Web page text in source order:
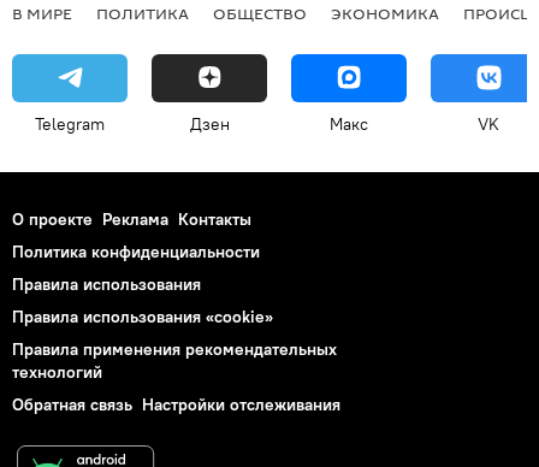
В МИРЕ ПОЛИТИКА ОБЩЕСТВО ЭКОНОМИКА
Telegram Дзен Макс VK
О проекте Реклама Контакты
Политика конфиденциальности
Правила использования
Правила использования «cookie»
Правила применения рекомендательных
технологий
Обратная связь Настройки отслеживания